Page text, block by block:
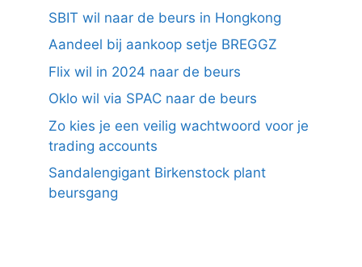
SBIT wil naar de beurs in Hongkong
Aandeel bij aankoop setje BREGGZ
Flix wil in 2024 naar de beurs
Oklo wil via SPAC naar de beurs
Zo kies je een veilig wachtwoord voor je
trading accounts
Sandalengigant Birkenstock plant
beursgang